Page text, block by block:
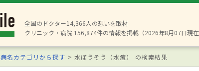
全国のドクター14,366人の想いを取材
クリニック・病院 156,874件の情報を掲載（2026年8月07日現在
病名カテゴリから探す 水ぼうそう（水痘） の検索結果